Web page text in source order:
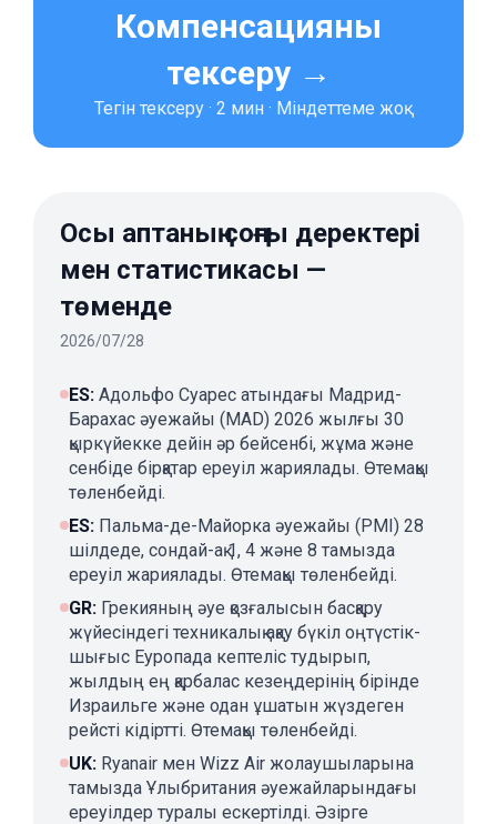
Компенсацияны
тексеру →
Тегін тексеру · 2 мин · Міндеттеме жоқ
Осы аптаның соңғы деректері
мен статистикасы —
төменде
2026/07/28
ES: Адольфо Суарес атындағы Мадрид-
Барахас әуежайы (MAD) 2026 жылғы 30
қыркүйекке дейін әр бейсенбі, жұма және
сенбіде бірқатар ереуіл жариялады. Өтемақы
төленбейді.
ES: Пальма-де-Майорка әуежайы (PMI) 28
шілдеде, сондай-ақ 1, 4 және 8 тамызда
ереуіл жариялады. Өтемақы төленбейді.
GR: Грекияның әуе қозғалысын басқару
жүйесіндегі техникалық ақау бүкіл оңтүстік-
шығыс Еуропада кептеліс тудырып,
жылдың ең қарбалас кезеңдерінің бірінде
Израильге және одан ұшатын жүздеген
рейсті кідіртті. Өтемақы төленбейді.
UK: Ryanair мен Wizz Air жолаушыларына
тамызда Ұлыбритания әуежайларындағы
ереуілдер туралы ескертілді. Әзірге